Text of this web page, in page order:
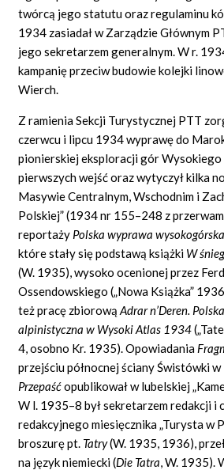
twórcą jego statutu oraz regulaminu
1934 zasiadał w Zarządzie Głównym
jego sekretarzem generalnym. W r.
kampanię przeciw budowie kolejki
Wierch.
Z ramienia Sekcji Turystycznej PTT
czerwcu i lipcu 1934 wyprawę do
pionierskiej eksploracji gór Wysokiego
pierwszych wejść oraz wytyczył kilka
Masywie Centralnym, Wschodnim i
Polskiej” (1934 nr 155–248 z
reportaży Polska wyprawa
które stały się podstawą książki W
(W. 1935), wysoko ocenionej przez
Ossendowskiego („Nowa Książka”
też pracę zbiorowąAdrar n’Deren.
alpinistyczna w Wysoki Atlas 1934
4, osobno Kr. 1935). Opowiadania
przejściu północnej ściany Świstówki
Przepaśćopublikował w lubelskiej
W l. 1935–8 był sekretarzem redakcji i
redakcyjnego miesięcznika „Turysta w
broszurę pt. Tatry(W. 1935, 1936),
na język niemiecki (Die Tatra, W. 1935).